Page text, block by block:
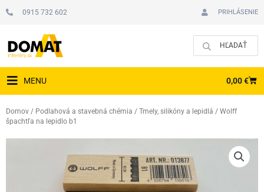
0915 732 602 PRIHLÁSENIE
MENU 0,00€
Domov / Podlahová a stavebná chémia / Tmely, silikóny a lepidlá / Wolff
špachtľa na lepidlo b1